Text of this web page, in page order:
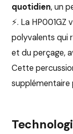
quotidien, un
⚡. La
polyvalents qui
et du perçage,
Cette
supplémentaire